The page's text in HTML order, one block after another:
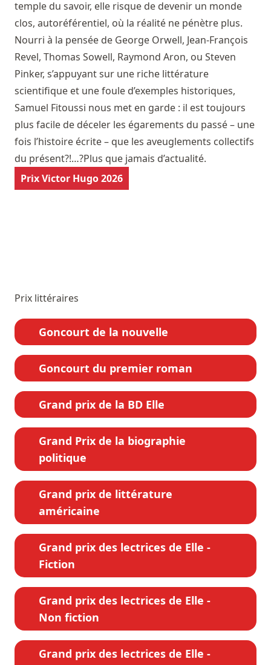
temple du savoir, elle risque de devenir un monde
clos, autoréférentiel, où la réalité ne pénètre plus.
Nourri à la pensée de George Orwell, Jean-François
Revel, Thomas Sowell, Raymond Aron, ou Steven
Pinker, s’appuyant sur une riche littérature
scientifique et une foule d’exemples historiques,
Samuel Fitoussi nous met en garde : il est toujours
plus facile de déceler les égarements du passé – une
fois l’histoire écrite – que les aveuglements collectifs
du présent?!…?Plus que jamais d’actualité.
Prix Victor Hugo 2026
Prix littéraires
Goncourt de la nouvelle
Goncourt du premier roman
Grand prix de la BD Elle
Grand Prix de la biographie
politique
Grand prix de littérature
américaine
Grand prix des lectrices de Elle -
Fiction
Grand prix des lectrices de Elle -
Non fiction
Grand prix des lectrices de Elle -